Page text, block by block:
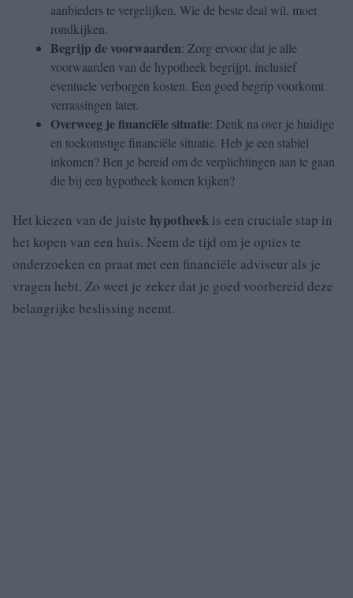
aanbieders te vergelijken. Wie de beste deal wil, moet
rondkijken.
Begrijp de voorwaarden: Zorg ervoor dat je alle
voorwaarden van de hypotheek begrijpt, inclusief
eventuele verborgen kosten. Een goed begrip voorkomt
verrassingen later.
Overweeg je financiële situatie: Denk na over je huidige
en toekomstige financiële situatie. Heb je een stabiel
inkomen? Ben je bereid om de verplichtingen aan te gaan
die bij een hypotheek komen kijken?
Het kiezen van de juiste hypotheek is een cruciale stap in
het kopen van een huis. Neem de tijd om je opties te
onderzoeken en praat met een financiële adviseur als je
vragen hebt. Zo weet je zeker dat je goed voorbereid deze
belangrijke beslissing neemt.